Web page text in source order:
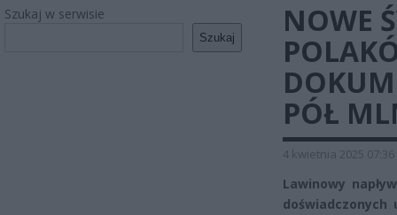
Szukaj w serwisie
Szukaj
NOWE
PÓŁ
4 kwietnia 2025 07:36
Lawinowy
doświadczonych